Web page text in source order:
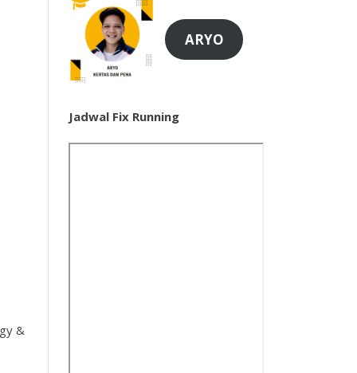
&
ARYO
Jadwal Fix Running